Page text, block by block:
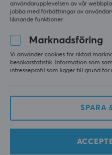
Xiaomi
Mijia Rotary
Multifunktionsverktyg
(1)
användarupplevelsen av vår
jobba med förbättringar av
liknande funktioner.
Marknadsföring
Vi använder cookies för riktad
besökarstatistik. Information som
intresseprofil som ligger till grund
SPARA